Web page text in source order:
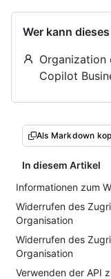
Wer kann
Copilot
Als Markdown
In diesem Artikel
Informationen zum
Widerrufen des
Organisation
Widerrufen des
Organisation
Verwenden der API